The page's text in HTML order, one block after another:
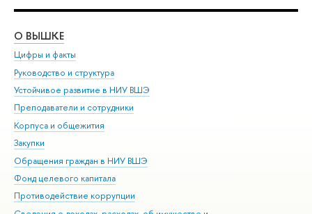
О ВЫШКЕ
Цифры и факты
Руководство и структура
Устойчивое развитие в НИУ ВШЭ
Преподаватели и сотрудники
Корпуса и общежития
Закупки
Обращения граждан в НИУ ВШЭ
Фонд целевого капитала
Противодействие коррупции